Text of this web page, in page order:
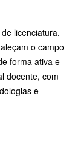
licenciatura,
o campo
forma ativa e
docente, com
e